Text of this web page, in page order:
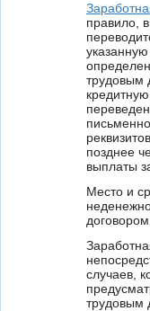
правило,
трудовым
позднее
выплаты
Место и
случаев,
трудовым